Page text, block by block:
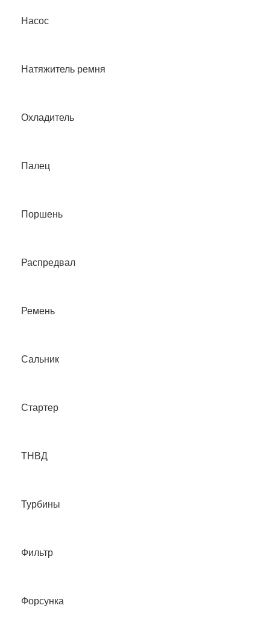
Насос
Натяжитель ремня
Охладитель
Палец
Поршень
Распредвал
Ремень
Сальник
Стартер
ТНВД
Турбины
Фильтр
Форсунка